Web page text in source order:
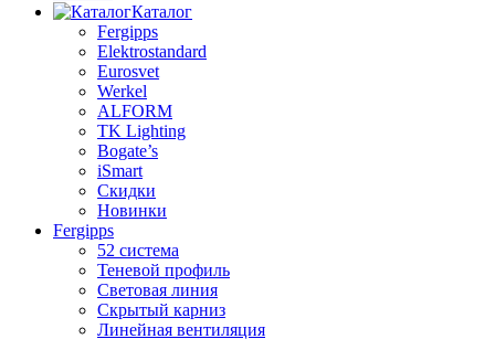
Каталог
Fergipps
Elektrostandard
Eurosvet
Werkel
ALFORM
TK Lighting
Bogate’s
iSmart
Скидки
Новинки
Fergipps
52 система
Теневой профиль
Световая линия
Скрытый карниз
Линейная вентиляция